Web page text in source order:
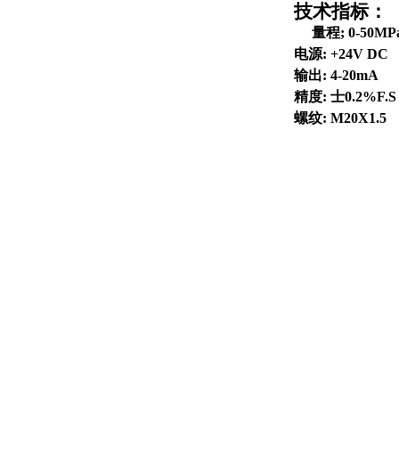
技术指标：
量程; 0-
电源: +24V DC
输出: 4-20mA
精度: 士0.2%F.S
螺纹: M20X1.5